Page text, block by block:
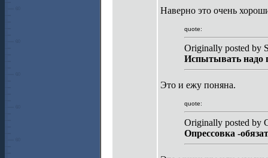
Наверно это очень
quote:
Originally posted by
Испытывать надо
Это и ежу поняна.
quote:
Originally posted
Опрессовка -